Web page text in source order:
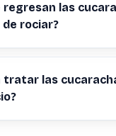
regresan las
rociar?
tratar las